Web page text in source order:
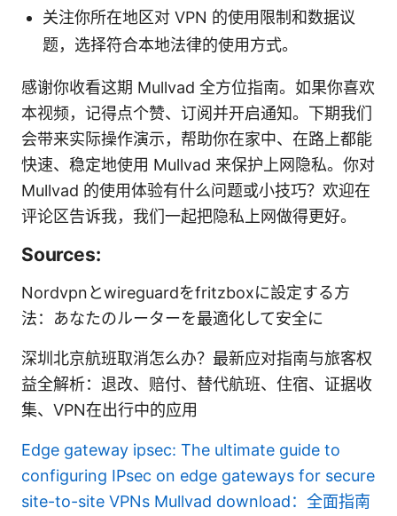
关注你所在地区对 VPN 的使用限制和数据议
题，选择符合本地法律的使用方式。
感谢你收看这期 Mullvad 全方位指南。如果你喜欢
本视频，记得点个赞、订阅并开启通知。下期我们
会带来实际操作演示，帮助你在家中、在路上都能
快速、稳定地使用 Mullvad 来保护上网隐私。你对
Mullvad 的使用体验有什么问题或小技巧？欢迎在
评论区告诉我，我们一起把隐私上网做得更好。
Sources:
Nordvpnとwireguardをfritzboxに設定する方
法：あなたのルーターを最適化して安全に
深圳北京航班取消怎么办？最新应对指南与旅客权
益全解析：退改、赔付、替代航班、住宿、证据收
集、VPN在出行中的应用
Edge gateway ipsec: The ultimate guide to
configuring IPsec on edge gateways for secure
site-to-site VPNs Mullvad download：全面指南